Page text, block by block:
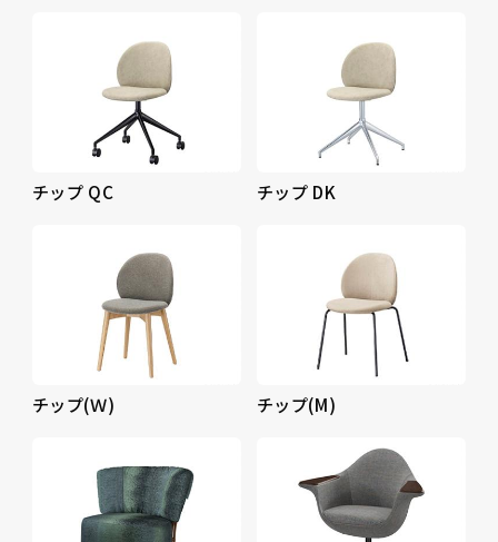
チップ QC チップ DK
チップ(Ｗ) チップ(M)